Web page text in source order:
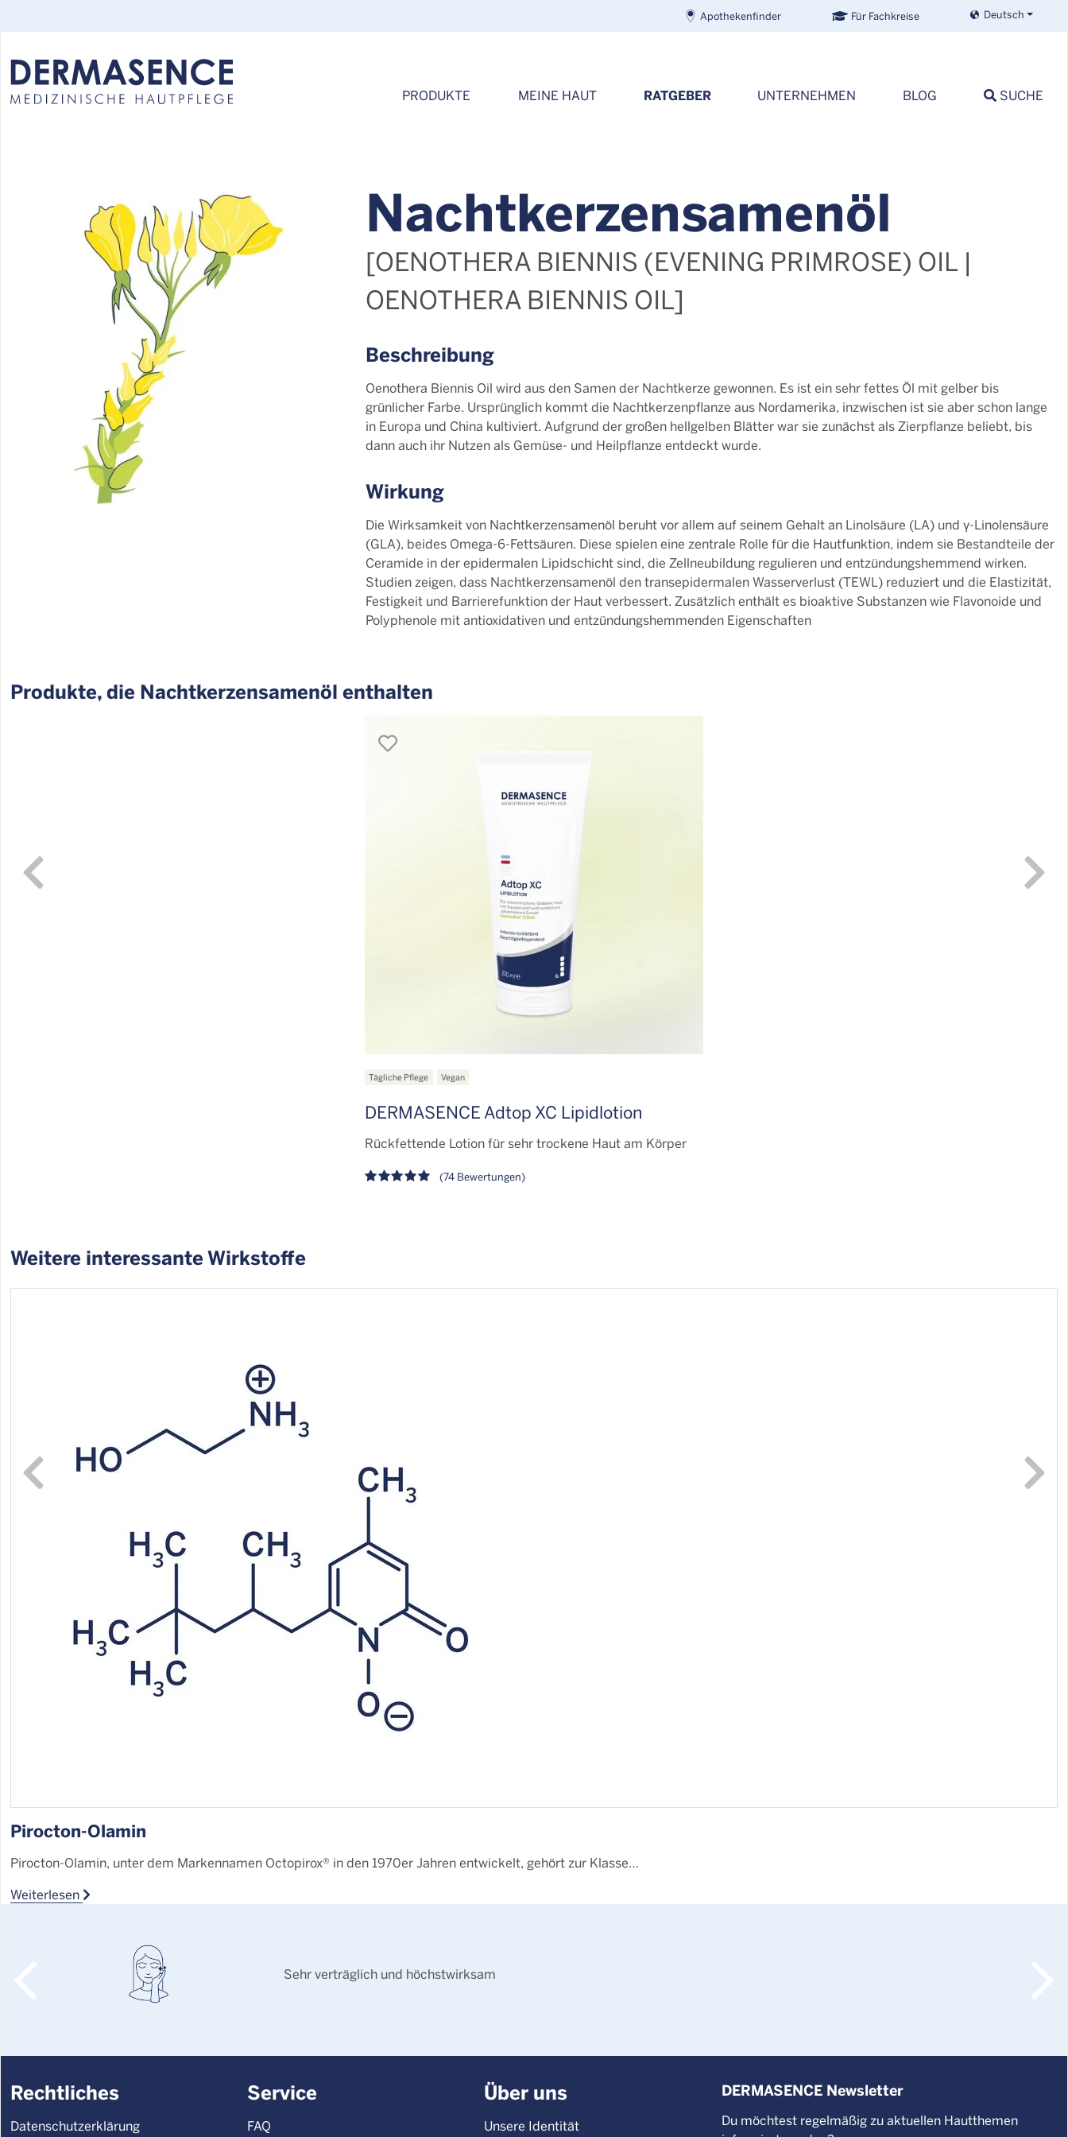
Deutsch
Apothekenfinder Für Fachkreise
PRODUKTE MEINE HAUT RATGEBER UNTERNEHMEN BLOG SUCHE
Nacht­ker­zen­sa­men­öl
[OENOTHERA BIENNIS (EVENING PRIMROSE) OIL |
OENOTHERA BIENNIS OIL]
Beschreibung
Oenothera Biennis Oil wird aus den Samen der Nachtkerze gewonnen. Es ist ein sehr fettes Öl mit gelber bis
grünlicher Farbe. Ursprünglich kommt die Nachtkerzenpflanze aus Nordamerika, inzwischen ist sie aber schon lange
in Europa und China kultiviert. Aufgrund der großen hellgelben Blätter war sie zunächst als Zierpflanze beliebt, bis
dann auch ihr Nutzen als Gemüse- und Heilpflanze entdeckt wurde.
Wirkung
Die Wirksamkeit von Nachtkerzensamenöl beruht vor allem auf seinem Gehalt an Linolsäure (LA) und γ-Linolensäure
(GLA), beides Omega-6-Fettsäuren. Diese spielen eine zentrale Rolle für die Hautfunktion, indem sie Bestandteile der
Ceramide in der epidermalen Lipidschicht sind, die Zellneubildung regulieren und entzündungshemmend wirken.
Studien zeigen, dass Nachtkerzensamenöl den transepidermalen Wasserverlust (TEWL) reduziert und die Elastizität,
Festigkeit und Barrierefunktion der Haut verbessert. Zusätzlich enthält es bioaktive Substanzen wie Flavonoide und
Polyphenole mit antioxidativen und entzündungshemmenden Eigenschaften
Produkte, die Nacht­ker­zen­sa­men­öl enthalten
merken
Tägliche Pflege Vegan
DERMASENCE Adtop XC Lipidlotion
Rückfettende Lotion für sehr trockene Haut am Körper
(74 Bewertungen)
Weitere interessante Wirkstoffe
Pirocton-Olamin
Pirocton-Olamin, unter dem Markennamen Octopirox® in den 1970er Jahren entwickelt, gehört zur Klasse…
Weiterlesen
Sehr verträglich und höchstwirksam
Rechtliches
Datenschutzerklärung
Service
FAQ
Über uns
Unsere Identität
DERMASENCE Newsletter
Du möchtest regelmäßig zu aktuellen Hautthemen